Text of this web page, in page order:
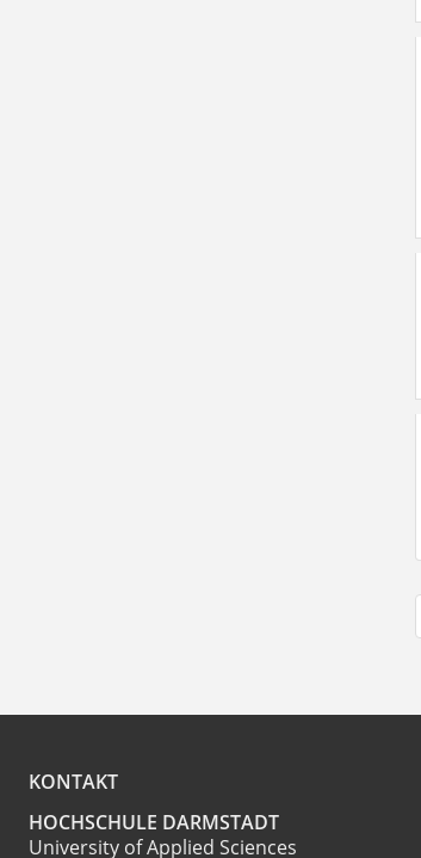
KONTAKT
HOCHSCHULE DARMSTADT
University of Applied Sciences